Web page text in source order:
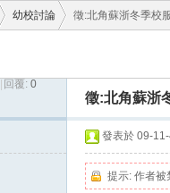
幼校討論 徵:北角蘇浙冬季校
回覆: 0
徵:北角蘇浙
發表於 09-
提示: 作者被